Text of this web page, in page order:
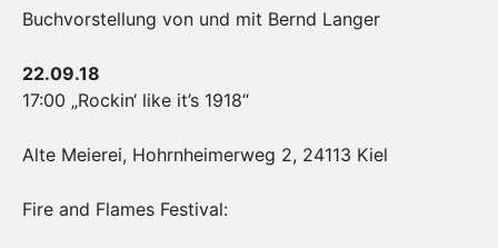
Buchvorstellung von und mit Bernd Langer
22.09.18
17:00 „Rockin‘ like it’s 1918“
Alte Meierei, Hohrnheimerweg 2, 24113 Kiel
Fire and Flames Festival: